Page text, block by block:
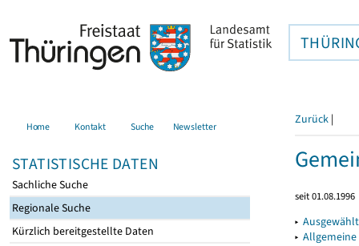
Home Kontakt Suche Newsletter
STATISTISCHE DATEN
Sachliche Suche
Regionale Suche
Kürzlich bereitgestellte Daten
Zurück |
seit 01.08.1996
▸
▸